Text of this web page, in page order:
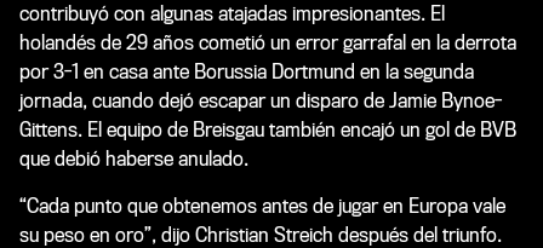
contribuyó con algunas atajadas impresionantes. El
holandés de 29 años cometió un error garrafal en la derrota
por 3-1 en casa ante Borussia Dortmund en la segunda
jornada, cuando dejó escapar un disparo de Jamie Bynoe-
Gittens. El equipo de Breisgau también encajó un gol de BVB
que debió haberse anulado.
“Cada punto que obtenemos antes de jugar en Europa vale
su peso en oro”, dijo Christian Streich después del triunfo.